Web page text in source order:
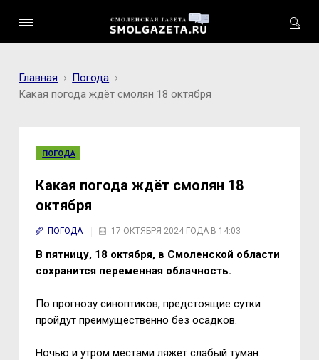
Главная
Погода
Какая погода ждёт смолян 18 октября
ПОГОДА
Какая погода ждёт смолян 18
октября
ПОГОДА 17 ОКТЯБРЯ 2024 ГОДА В 14:03
В пятницу, 18 октября, в Смоленской области
сохранится переменная облачность.
По прогнозу синоптиков, предстоящие сутки
пройдут преимущественно без осадков.
Ночью и утром местами ляжет слабый туман.